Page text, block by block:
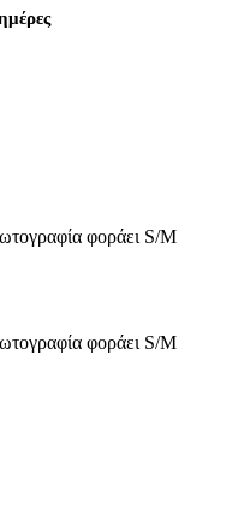
φοράει S/M
φοράει S/M